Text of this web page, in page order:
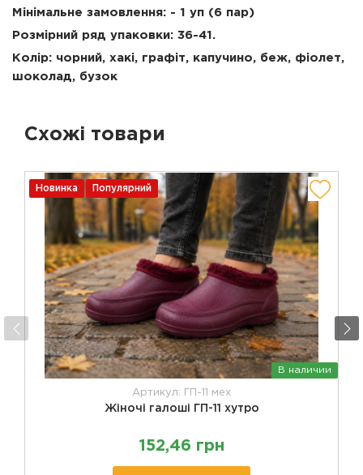
Мінімальне замовлення: - 1 уп (6 пар)
Розмірний ряд упаковки: 36-41.
Колір: чорний, хакі, графіт, капучино, беж, фіолет,
шоколад, бузок
Схожі товари
Новинка Популярний
В наличии
Артикул: ГП-11 мех
Жіночі галоші ГП-11 хутро
152,46 грн